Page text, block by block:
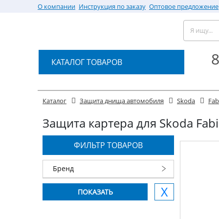
О компании Инструкция по заказу Оптовое предложение
КАТАЛОГ ТОВАРОВ
Каталог Защита днища автомобиля Skoda
Защита картера для Skoda
ФИЛЬТР ТОВАРОВ
Бренд